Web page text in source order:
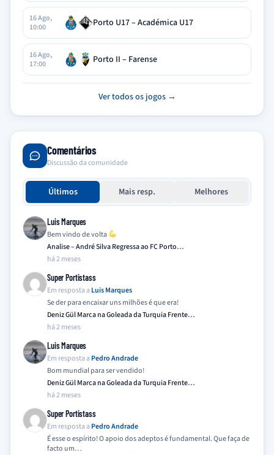
16 Ago,
10:00
Porto U17 – Académica U17
16 Ago,
17:00
Porto II – Farense
Ver todos os jogos →
Comentários
Discussão da comunidade
Últimos Mais resp. Melhores
Luis Marques
Bem vindo de volta
Analise – André Silva Regressa ao FC Porto…
há 2 meses
Super Portistass
Em resposta a Luis Marques
Se der para encaixar uns milhões é que era!
Deniz Gül Marca na Goleada da Turquia Frente…
há 2 meses
Luis Marques
Em resposta a Pedro Andrade
Bom mundial para ser vendido!
Deniz Gül Marca na Goleada da Turquia Frente…
há 2 meses
Super Portistass
Em resposta a Pedro Andrade
É esse o espírito! O apoio dos adeptos é fundamental. Que faça de
facto um…